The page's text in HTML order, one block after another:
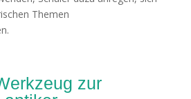
Themen
zur